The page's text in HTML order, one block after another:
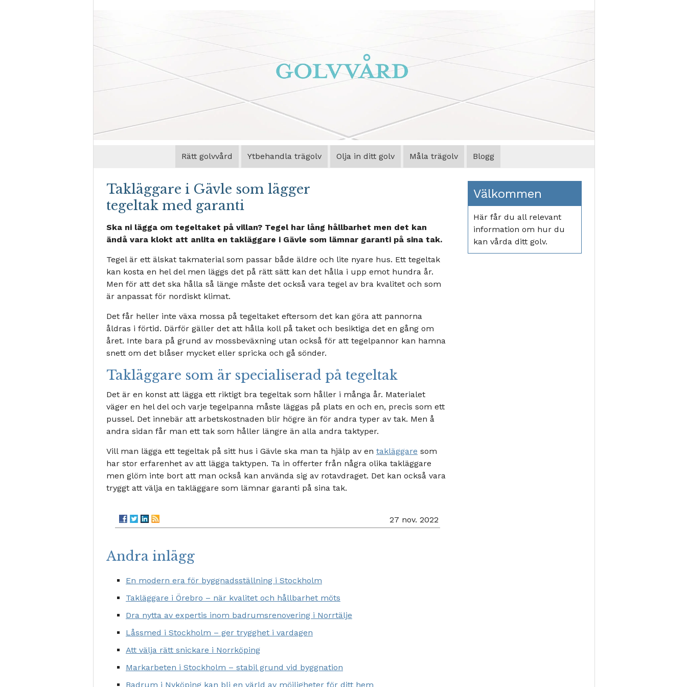
Rätt golvvård Ytbehandla trägolv Olja in ditt golv Måla trägolv Blogg
Takläggare i Gävle som lägger
tegeltak med garanti
Ska ni lägga om tegeltaket på villan? Tegel har lång hållbarhet men det kan
ändå vara klokt att anlita en takläggare i Gävle som lämnar garanti på sina tak.
Tegel är ett älskat takmaterial som passar både äldre och lite nyare hus. Ett tegeltak
kan kosta en hel del men läggs det på rätt sätt kan det hålla i upp emot hundra år.
Men för att det ska hålla så länge måste det också vara tegel av bra kvalitet och som
är anpassat för nordiskt klimat.
Det får heller inte växa mossa på tegeltaket eftersom det kan göra att pannorna
åldras i förtid. Därför gäller det att hålla koll på taket och besiktiga det en gång om
året. Inte bara på grund av mossbeväxning utan också för att tegelpannor kan hamna
snett om det blåser mycket eller spricka och gå sönder.
Takläggare som är specialiserad på tegeltak
Det är en konst att lägga ett riktigt bra tegeltak som håller i många år. Materialet
väger en hel del och varje tegelpanna måste läggas på plats en och en, precis som ett
pussel. Det innebär att arbetskostnaden blir högre än för andra typer av tak. Men å
andra sidan får man ett tak som håller längre än alla andra taktyper.
Vill man lägga ett tegeltak på sitt hus i Gävle ska man ta hjälp av en takläggare som
har stor erfarenhet av att lägga taktypen. Ta in offerter från några olika takläggare
men glöm inte bort att man också kan använda sig av rotavdraget. Det kan också vara
tryggt att välja en takläggare som lämnar garanti på sina tak.
27 nov. 2022
Andra inlägg
En modern era för byggnadsställning i Stockholm
Takläggare i Örebro – när kvalitet och hållbarhet möts
Dra nytta av expertis inom badrumsrenovering i Norrtälje
Låssmed i Stockholm – ger trygghet i vardagen
Att välja rätt snickare i Norrköping
Markarbeten i Stockholm – stabil grund vid byggnation
Badrum i Nyköping kan bli en värld av möjligheter för ditt hem
Välkommen
Här får du all relevant
information om hur du
kan vårda ditt golv.